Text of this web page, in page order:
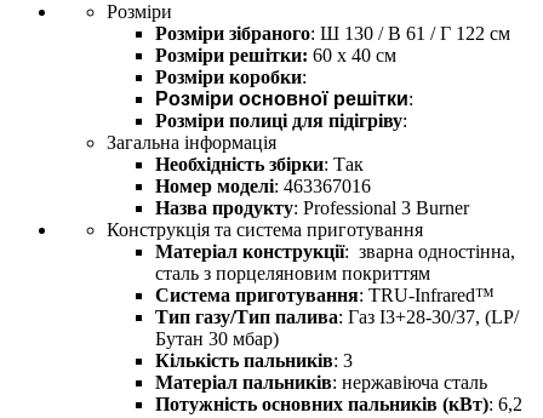
Розміри
Розміри зібраного: Ш 130 / В 61 / Г 122 см
Розміри решітки: 60 х 40 см
Розміри коробки:
Розміри основної решітки:
Розміри полиці для підігріву:
Загальна інформація
Необхідність збірки: Так
Номер моделі: 463367016
Назва продукту: Professional 3 Burner
Конструкція та система приготування
Матеріал конструкції: зварна одностінна,
сталь з порцеляновим покриттям
Система приготування: TRU-Infrared™
Тип газу/Тип палива: Газ I3+28-30/37, (LP/
Бутан 30 мбар)
Кількість пальників: 3
Матеріал пальників: нержавіюча сталь
Потужність основних пальників (кВт): 6,2